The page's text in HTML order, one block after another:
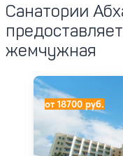
Санатории
жемчужная
Санаторий
от 18700 руб.